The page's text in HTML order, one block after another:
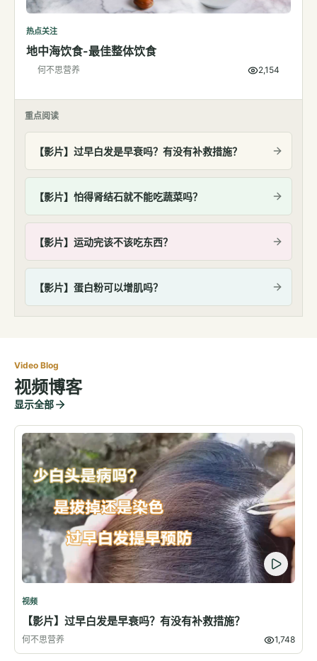
热点关注
地中海饮食-最佳整体饮食
何不思营养 2,154
重点阅读
【影片】过早白发是早衰吗？有没有补救措施？
【影片】怕得肾结石就不能吃蔬菜吗？
【影片】运动完该不该吃东西？
【影片】蛋白粉可以增肌吗？
Video Blog
视频博客
显示全部
视频
【影片】过早白发是早衰吗？有没有补救措施？
何不思营养 1,748